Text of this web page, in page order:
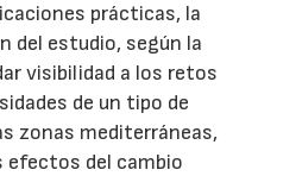
prácticas, la
del estudio, según la
visibilidad a los retos
de un tipo de
zonas mediterráneas,
efectos del cambio